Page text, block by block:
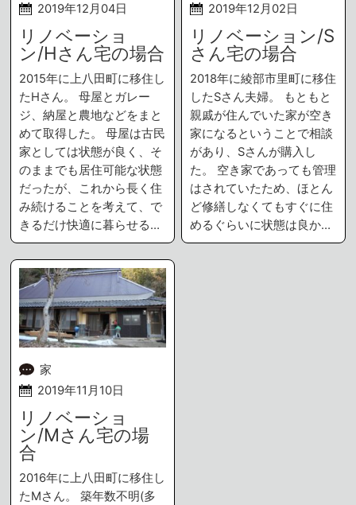
2019年12月04日
リノベーショ
ン/Hさん宅の場合
2015年に上八田町に移住し
たHさん。 母屋とガレー
ジ、納屋と農地などをまと
めて取得した。 母屋は古民
家としては状態が良く、そ
のままでも居住可能な状態
だったが、これから長く住
み続けることを考えて、で
きるだけ快適に暮らせる…
2019年12月02日
リノベーション/S
さん宅の場合
2018年に綾部市里町に移住
したSさん夫婦。 もともと
親戚が住んでいた家が空き
家になるということで相談
があり、Sさんが購入し
た。 空き家であっても管理
はされていたため、ほとん
ど修繕しなくてもすぐに住
めるぐらいに状態は良か…
家
2019年11月10日
リノベーショ
ン/Mさん宅の場
合
2016年に上八田町に移住し
たMさん。 築年数不明(多